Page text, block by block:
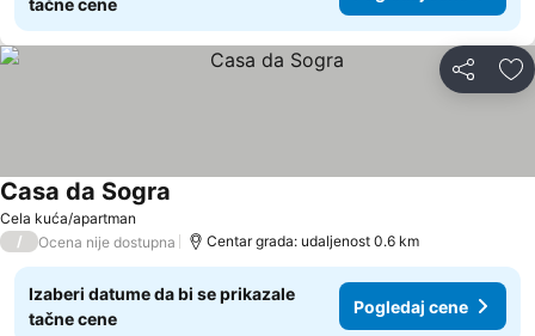
tačne cene
Deli
Cela kuća/apartman
Casa da Sogra
/ Ocena nije dostupna Centar grada: udaljenost 0.6 km
Izaberi datume da bi se prikazale
tačne cene
Pogledaj cene